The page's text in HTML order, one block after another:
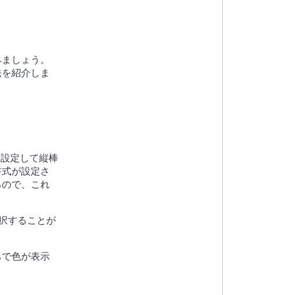
しょう。
紹介しま
定して縦棒
が設定さ
で、これ
することが
色が表示